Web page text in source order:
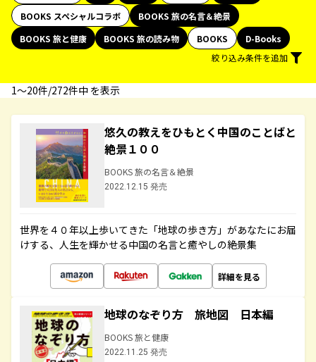
BOOKS スペシャルコラボ
BOOKS 旅の名言＆絶景
BOOKS 旅と健康
BOOKS 旅の読み物 BOOKS
D-Books
絞り込み条件を追加
1〜20件/272件中 を表示
悠久の教えをひもとく中国のことばと
絶景１００
BOOKS 旅の名言＆絶景
2022.12.15 発売
世界を４０年以上歩いてきた「地球の歩き方」があなたにお届
けする、人生を輝かせる中国の名言と癒やしの絶景集
詳細を見る
地球のなぞり方 旅地図 日本編
BOOKS 旅と健康
2022.11.25 発売